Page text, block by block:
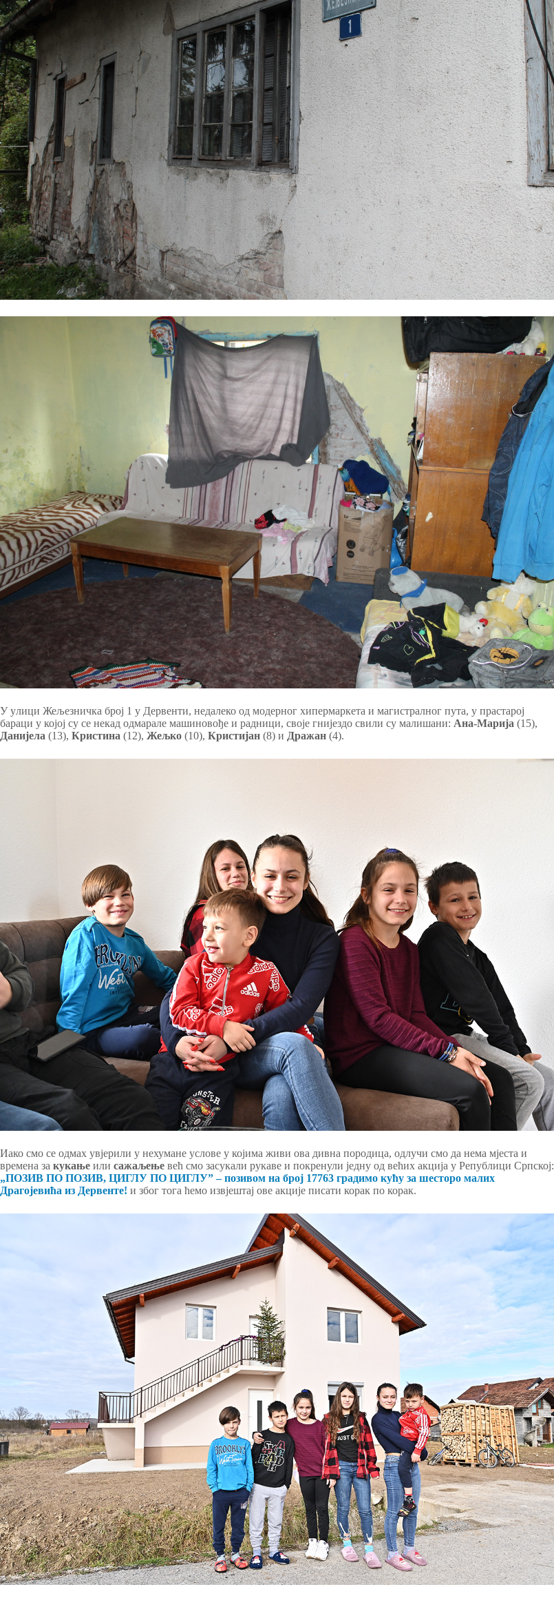
У yлици Жељезничка број 1 у Дервенти, недалеко од модерног хипермаркета и магистралног пута, у прастарој
бараци у којој су се некад одмарале машиновође и радници, своје гнијездо свили су малишани: Ана-Марија (15),
Данијела (13), Кристина (12), Жељко (10), Кристијан (8) и Дражан (4).
Иако смо се одмах увјерили у нехумане услове у којима живи ова дивна породица, одлучи смо да нема мјеста и
времена за кукање или сажаљење већ смо засукали рукаве и покренули једну од већих акција у Републици Српској:
„ПОЗИВ ПО ПОЗИВ, ЦИГЛУ ПО ЦИГЛУˮ – позивом на број 17763 градимо кућу за шесторо малих
Драгојевића из Дервенте! и због тога ћемо извјештај ове акције писати корак по корак.